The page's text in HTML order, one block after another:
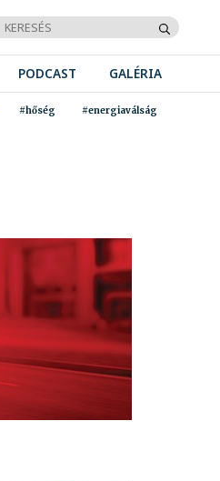
PODCAST GALÉRIA
#hőség #energiaválság